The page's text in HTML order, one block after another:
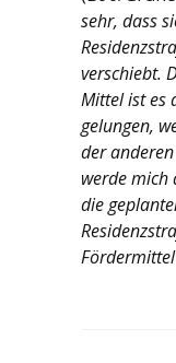
sehr, dass
verschiebt.
Mittel ist es
gelungen,
der
werde mich
die